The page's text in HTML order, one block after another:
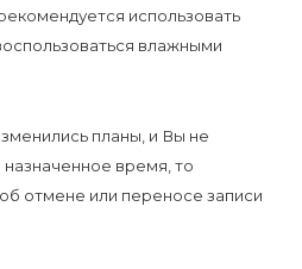
использовать
влажными
планы, и Вы не
время, то
отмене или переносе записи